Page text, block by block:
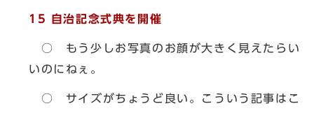
15 自治記念式典を開催
○ もう少しお写真のお顔が大きく見えたらい
いのにねぇ。
○ サイズがちょうど良い。こういう記事はこ